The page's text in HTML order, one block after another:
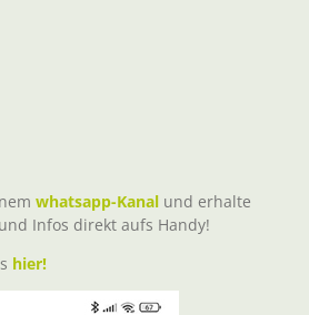
whatsapp-Kanal und erhalte
Infos direkt aufs Handy!
hier!